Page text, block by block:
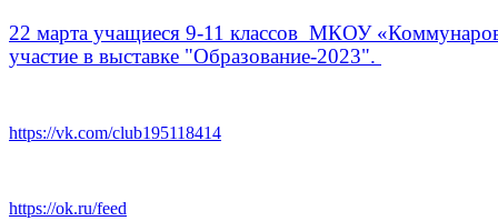
22 марта учащиеся 9-11 классов МКОУ
участие в выставке "Образование-2023".
https://vk.com/club195118414
https://ok.ru/feed